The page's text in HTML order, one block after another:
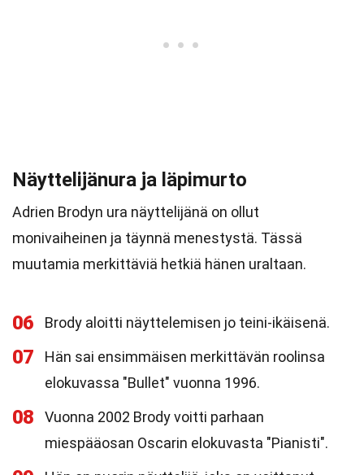
Näyttelijänura ja läpimurto
Adrien Brodyn ura näyttelijänä on ollut
monivaiheinen ja täynnä menestystä. Tässä
muutamia merkittäviä hetkiä hänen uraltaan.
06 Brody aloitti näyttelemisen jo teini-ikäisenä.
07
Hän sai ensimmäisen merkittävän roolinsa
elokuvassa "Bullet" vuonna 1996.
08
Vuonna 2002 Brody voitti parhaan
miespääosan Oscarin elokuvasta "Pianisti".